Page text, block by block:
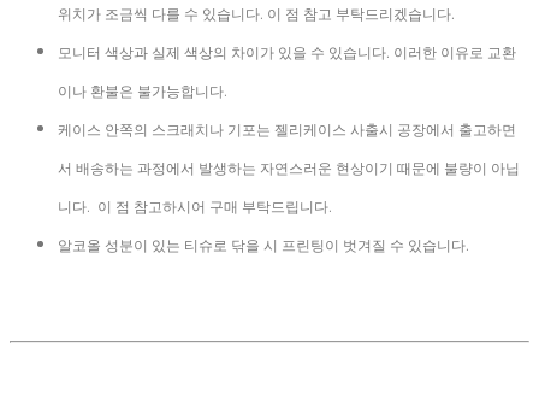
위치가 조금씩 다를 수 있습니다. 이 점 참고 부탁드리겠습니다.
모니터 색상과 실제 색상의 차이가 있을 수 있습니다. 이러한 이유로 교환
이나 환불은 불가능합니다.
케이스 안쪽의 스크래치나 기포는 젤리케이스 사출시 공장에서 출고하면
서 배송하는 과정에서 발생하는 자연스러운 현상이기 때문에 불량이 아닙
니다. 이 점 참고하시어 구매 부탁드립니다.
알코올 성분이 있는 티슈로 닦을 시 프린팅이 벗겨질 수 있습니다.